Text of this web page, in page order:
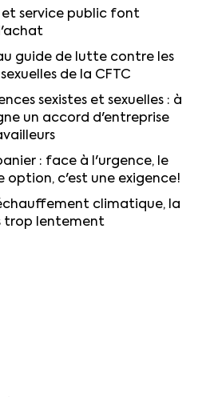
et service public font
guide de lutte contre les
de la CFTC
sexistes et sexuelles : à
un accord d'entreprise
: face à l'urgence, le
option, c'est une exigence!
climatique, la
trop lentement